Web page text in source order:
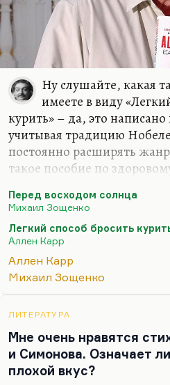
средство агитации. А
на газетной странице
напоминает о доме, о
Ну слушайте, какая
имеете в виду
курить» – да, это
учитывая традицию
постоянно расширять
такое пособие по
премию. Аллен Карр был
он был добрым человеком.
книги, направленные на
аддикций, имеют какой-то
эффект. Неслучайно, одним
которые заставляют книгу
на Земле будет
так.
Но если вас интересует
Перед восходом солнца
Михаил Зощенко
Легкий способ бросить
Аллен Карр
Аллен Карр
Михаил Зощенко
ЛИТЕРАТУРА
Мне очень нравятся
и Симонова. Означает
плохой вкус?